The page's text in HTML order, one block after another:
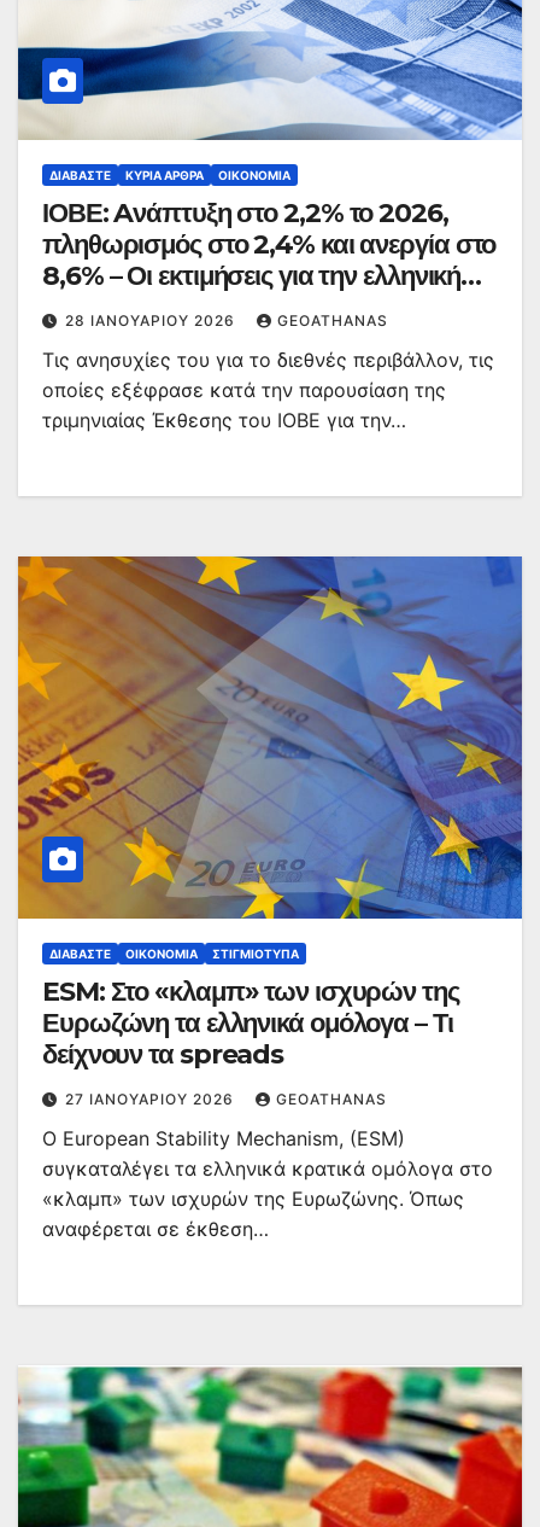
ΔΙΑΒΆΣΤΕ ΚΥΡΙΑ ΑΡΘΡΑ ΟΙΚΟΝΟΜΊΑ
ΙΟΒΕ: Aνάπτυξη στο 2,2% το 2026,
πληθωρισμός στο 2,4% και ανεργία στο
8,6% – Οι εκτιμήσεις για την ελληνική
οικονομία
28 ΙΑΝΟΥΑΡΊΟΥ 2026 GEOATHANAS
Τις ανησυχίες του για το διεθνές περιβάλλον, τις
οποίες εξέφρασε κατά την παρουσίαση της
τριμηνιαίας Έκθεσης του ΙΟΒΕ για την…
ΔΙΑΒΆΣΤΕ ΟΙΚΟΝΟΜΊΑ ΣΤΙΓΜΙΌΤΥΠΑ
ESM: Στο «κλαμπ» των ισχυρών της
Ευρωζώνη τα ελληνικά ομόλογα – Τι
δείχνουν τα spreads
27 ΙΑΝΟΥΑΡΊΟΥ 2026 GEOATHANAS
Ο Εuropean Stability Mechanism, (ESM)
συγκαταλέγει τα ελληνικά κρατικά ομόλογα στο
«κλαμπ» των ισχυρών της Ευρωζώνης. Όπως
αναφέρεται σε έκθεση…